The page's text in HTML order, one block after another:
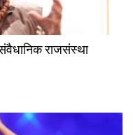
राजसंस्था